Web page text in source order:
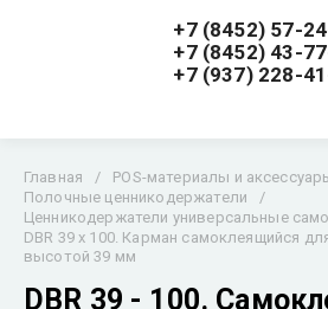
+7 (8452) 57-
+7 (8452) 43-
+7 (937) 228-
Главная / POS-материалы и
Полочные ценникодержатели
/
Ценникодержатели универсальные
DBR 39 х 100. Карман самоклеящийся
высотой 39 мм
DBR 39 - 100.